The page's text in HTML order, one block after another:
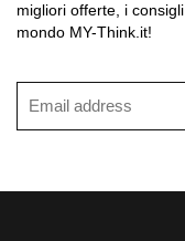
migliori offerte, i
mondo MY-Think.it!